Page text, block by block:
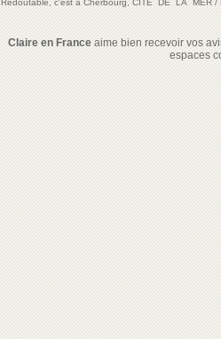
Redoutable, c'est à Cherbourg, CITE DE LA MER/
Claire en Franceaime bien recevoir vos
espaces